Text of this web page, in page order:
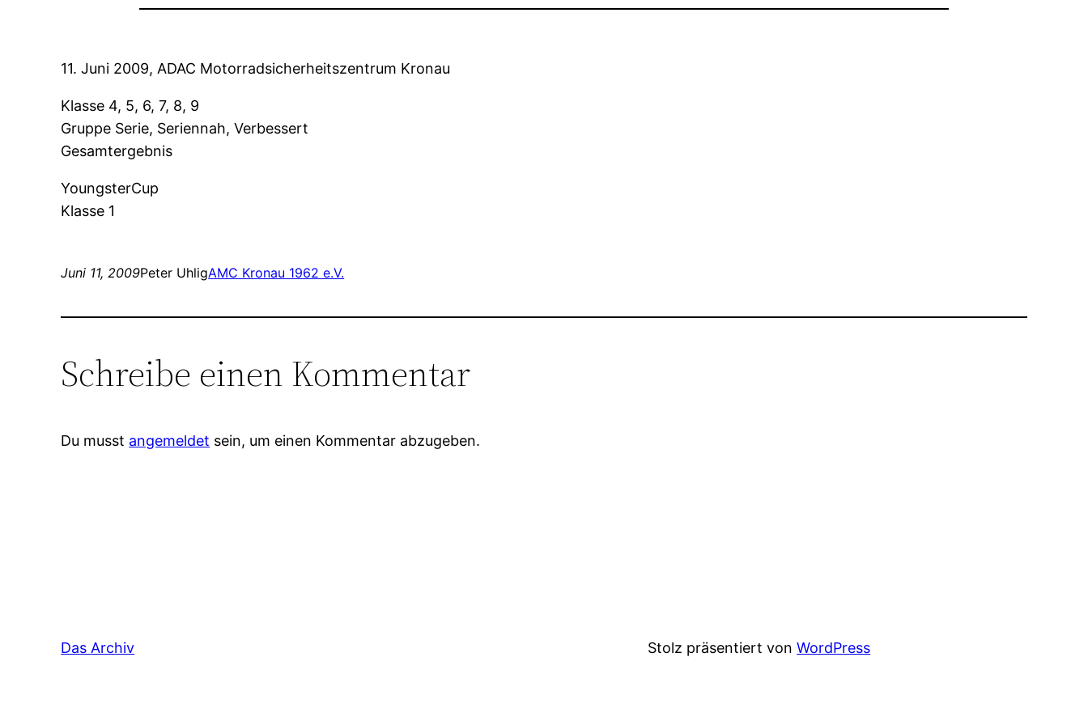
11. Juni 2009, ADAC Motorradsicherheitszentrum Kronau
Klasse 4, 5, 6, 7, 8, 9
Gruppe Serie, Seriennah, Verbessert
Gesamtergebnis
YoungsterCup
Klasse 1
Juni 11, 2009Peter UhligAMC Kronau 1962 e.V.
Schreibe einen Kommentar
Du musst angemeldet sein, um einen Kommentar abzugeben.
Das Archiv Stolz präsentiert vonWordPress